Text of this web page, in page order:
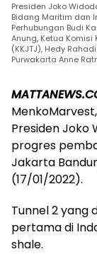
Presiden Joko
Bidang Maritim dan
Perhubungan Budi
Anung, Ketua
(KKJTJ), Hedy
Purwakarta Anne
Presiden Joko
progres
Jakarta
(17/01/2022).
Tunnel 2 yang
pertama di
shale.